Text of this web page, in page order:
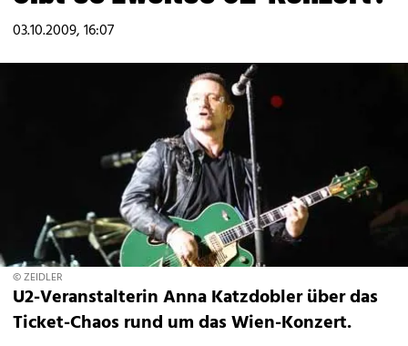
03.10.2009, 16:07
© ZEIDLER
U2-Veranstalterin Anna Katzdobler über das
Ticket-Chaos rund um das Wien-Konzert.